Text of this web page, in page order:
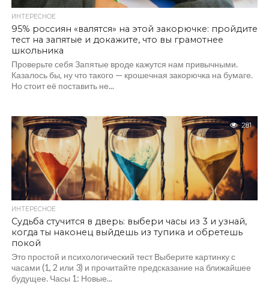
ИНТЕРЕСНОЕ
95% россиян «валятся» на этой закорючке: пройдите
тест на запятые и докажите, что вы грамотнее
школьника
Проверьте себя Запятые вроде кажутся нам привычными.
Казалось бы, ну что такого — крошечная закорючка на бумаге.
Но стоит её поставить не...
281
ИНТЕРЕСНОЕ
Судьба стучится в дверь: выбери часы из 3 и узнай,
когда ты наконец выйдешь из тупика и обретешь
покой
Это простой и психологический тест Выберите картинку с
часами (1, 2 или 3) и прочитайте предсказание на ближайшее
будущее. Часы 1: Новые...